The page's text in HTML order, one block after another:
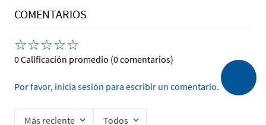
COMENTARIOS
☆☆☆☆☆
0 Calificación promedio (0 comentarios)
Por favor, inicia sesión para escribir un comentario.
Más reciente Todos